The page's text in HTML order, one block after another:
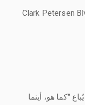
10500 Clark
"كما هو، أينما